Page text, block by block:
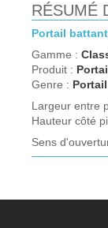
RÉSUMÉ
portail battant
Gamme :
Produit :
Genre :
Largeur entre
Hauteur côté
Sens